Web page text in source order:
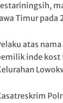
Timur
atas
inde kost